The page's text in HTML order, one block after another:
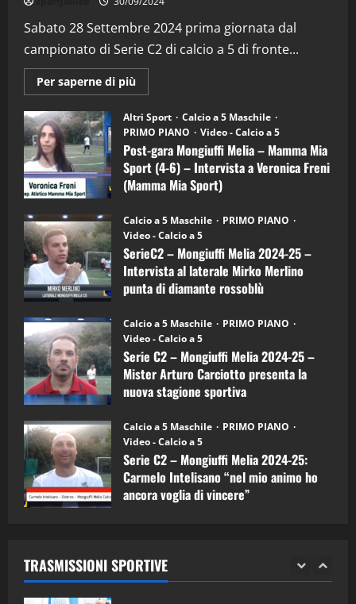
Sabato 28 Settembre 2024 prima giornata dal
campionato di Serie C2 di calcio a 5 di fronte...
Per saperne di più
informazioni
Post-
gara
Mongiuffi
Melia
–
Mamma
Mia
Sport
6)
–
Intervista
a
mister
Arturo
Carciotto
(Mongiuffi
Altri Sport
Calcio a 5 Maschile
PRIMO PIANO
Video - Calcio a 5
Post-gara Mongiuffi Melia – Mamma Mia
Sport (4-6) – Intervista a Veronica Freni
(Mamma Mia Sport)
Calcio a 5 Maschile
PRIMO PIANO
Video - Calcio a 5
SerieC2 – Mongiuffi Melia 2024-25 –
Intervista al laterale Mirko Merlino
punta di diamante rossoblù
Calcio a 5 Maschile
PRIMO PIANO
Video - Calcio a 5
Serie C2 – Mongiuffi Melia 2024-25 –
Mister Arturo Carciotto presenta la
nuova stagione sportiva
Calcio a 5 Maschile
PRIMO PIANO
Video - Calcio a 5
Serie C2 – Mongiuffi Melia 2024-25:
Carmelo Intelisano “nel mio animo ho
ancora voglia di vincere”
TRASMISSIONI SPORTIVE
2
“SportEmpire” in Podcast: 29^ Puntata
(Martedi 28 Aprile 2026)
28/04/2026
3
"SportEmpire" in Podcast
“SportEmpire” in Podcast: 28^ Puntata
(Martedi 21 Aprile 2026)
21/04/2026
4
“SportEmpire” in Podcast: 27^ Puntata
(Martedi 14 Aprile 2026)
15/04/2026
5
“SportEmpire” in Podcast: 26^ Puntata
(Martedi 07 Aprile 2026)
08/04/2026
1
“SportEmpire” in Podcast: 30^ Puntata
(Martedi 05 Maggio 2026)
08/05/2026
2 28/04/2026